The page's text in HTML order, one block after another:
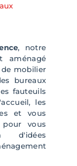
, notre
aménagé
mobilier
bureaux
fauteuils
les
et vous
vous
d'idées